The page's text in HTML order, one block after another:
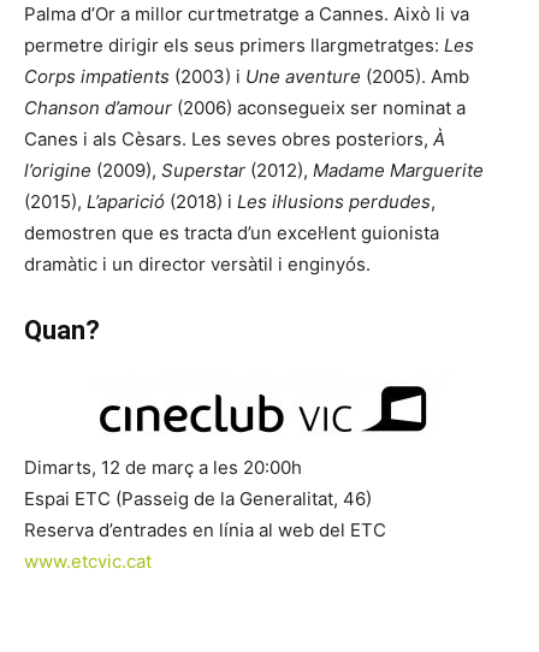
Palma d’Or a millor curtmetratge a Cannes. Això li va
permetre dirigir els seus primers llargmetratges: Les
Corps impatients (2003) i Une aventure (2005). Amb
Chanson d’amour (2006) aconsegueix ser nominat a
Canes i als Cèsars. Les seves obres posteriors, À
l’origine (2009), Superstar (2012), Madame Marguerite
(2015), L’aparició (2018) i Les il·lusions perdudes,
demostren que es tracta d’un excel·lent guionista
dramàtic i un director versàtil i enginyós.
Quan?
Dimarts, 12 de març a les 20:00h
Espai ETC (Passeig de la Generalitat, 46)
Reserva d’entrades en línia al web del ETC
www.etcvic.cat